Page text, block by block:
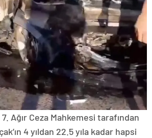
Ağır Ceza Mahkemesi tarafından
4 yıldan 22.5 yıla kadar hapsi